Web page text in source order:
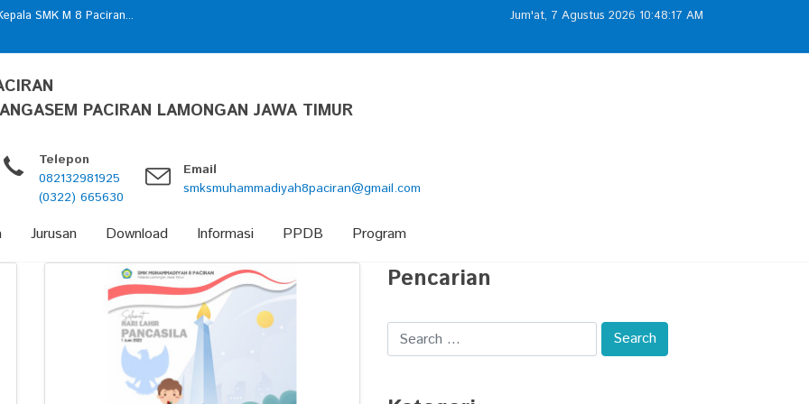
SMK M 8 Paciran...
Jum'at, 7 Agustus 2026 10:48:17 AM
PACIRAN LAMONGAN JAWA TIMUR
Telepon
082132981925
(0322) 665630
Email
smksmuhammadiyah8paciran@gmail.com
Jurusan Download Informasi PPDB Program
Pencarian